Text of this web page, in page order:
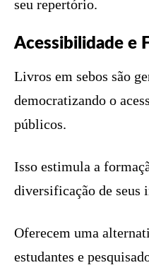
seu repertório.
Acessibilidade e
Livros em sebos são
democratizando o
públicos.
Isso estimula a
diversificação de seus
Oferecem uma
estudantes e